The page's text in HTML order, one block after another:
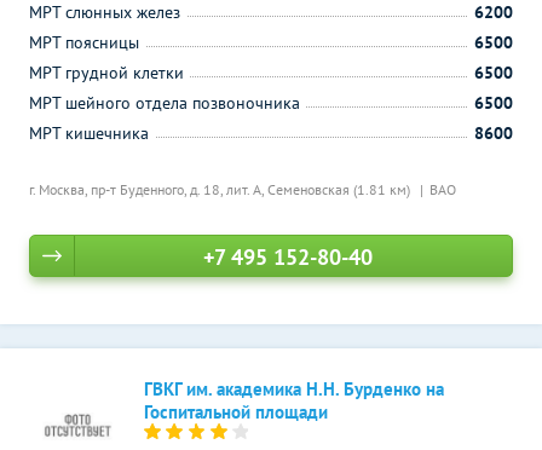
г. Москва, пр-т Буденного, д. 18, лит. А, Семеновская (1.81 км) ВАО
МРТ слюнных желез
6200
МРТ поясницы
6500
МРТ грудной клетки
6500
МРТ шейного отдела позвоночника
6500
МРТ кишечника
8600
+7 495 152-80-40
ГВКГ им. академика Н.Н. Бурденко на
Госпитальной площади